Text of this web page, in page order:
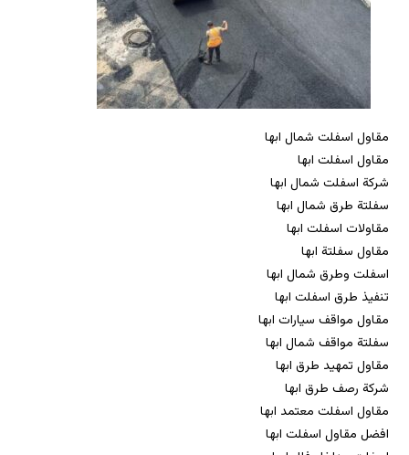
مقاول اسفلت شمال ابها
مقاول اسفلت ابها
شركة اسفلت شمال ابها
سفلتة طرق شمال ابها
مقاولات اسفلت ابها
مقاول سفلتة ابها
اسفلت وطرق شمال ابها
تنفيذ طرق اسفلت ابها
مقاول مواقف سيارات ابها
سفلتة مواقف شمال ابها
مقاول تمهيد طرق ابها
شركة رصف طرق ابها
مقاول اسفلت معتمد ابها
افضل مقاول اسفلت ابها